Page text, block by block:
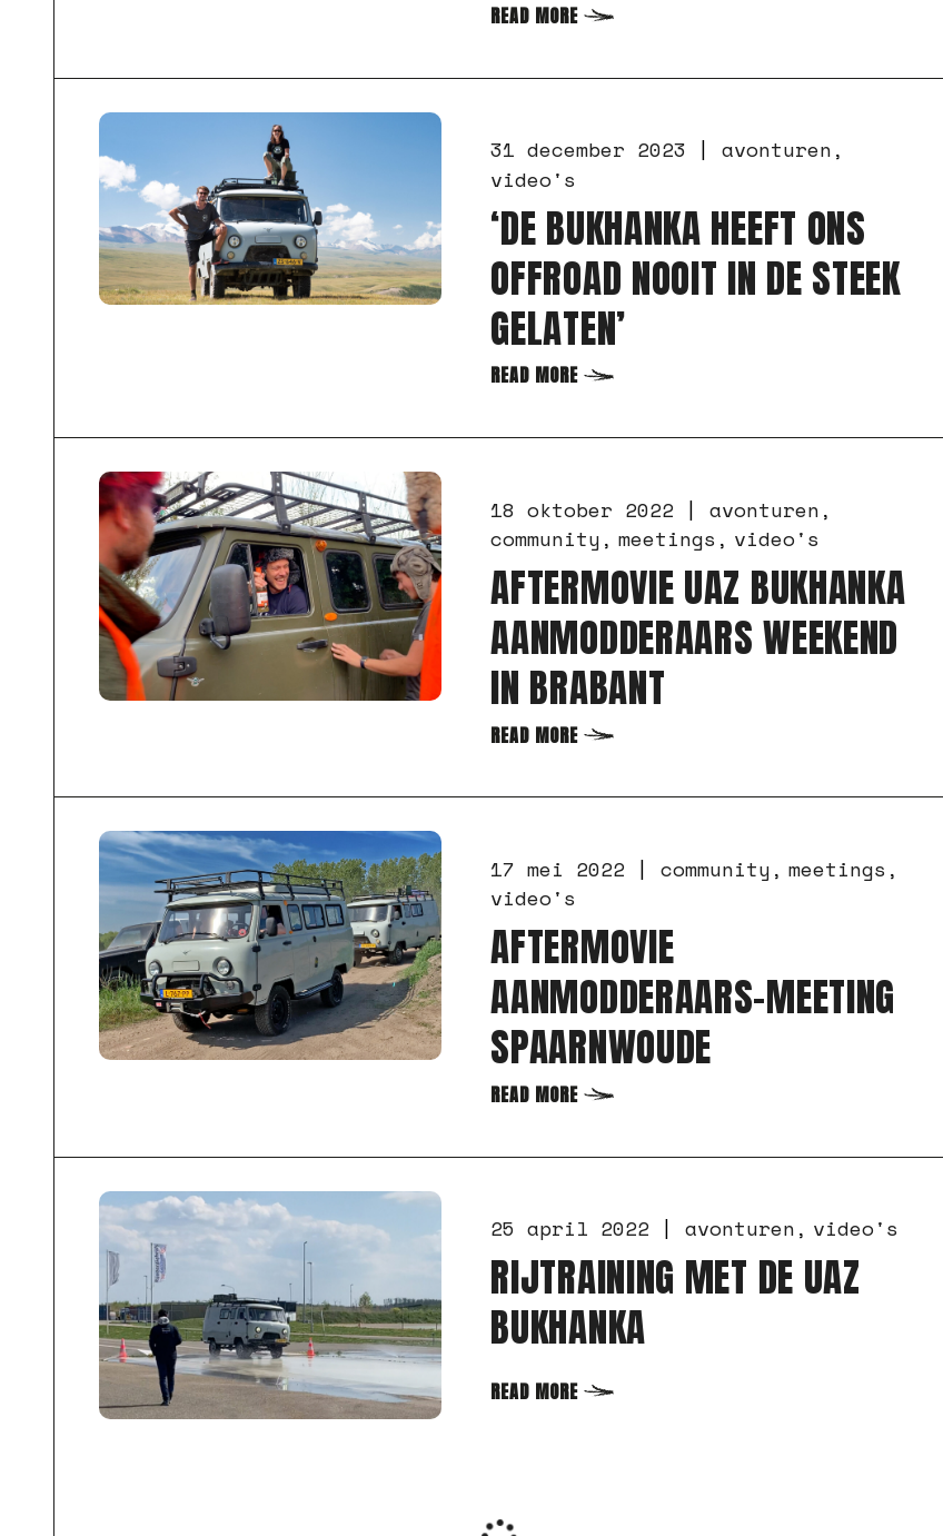
READ MORE
31 december 2023
avonturen
video's
‘DE BUKHANKA HEEFT ONS
OFFROAD NOOIT IN DE STEEK
GELATEN’
READ MORE
18 oktober 2022
avonturen
community
meetings video's
AFTERMOVIE UAZ BUKHANKA
AANMODDERAARS WEEKEND
IN BRABANT
READ MORE
17 mei 2022 community
meetings
video's
AFTERMOVIE
AANMODDERAARS-MEETING
SPAARNWOUDE
READ MORE
25 april 2022 avonturen video's
RIJTRAINING MET DE UAZ
BUKHANKA
READ MORE
10 november 2021